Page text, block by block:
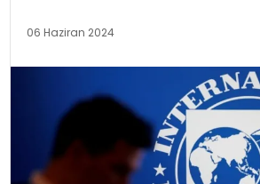
MAGAZIN
SPOR
06 Haziran 2024